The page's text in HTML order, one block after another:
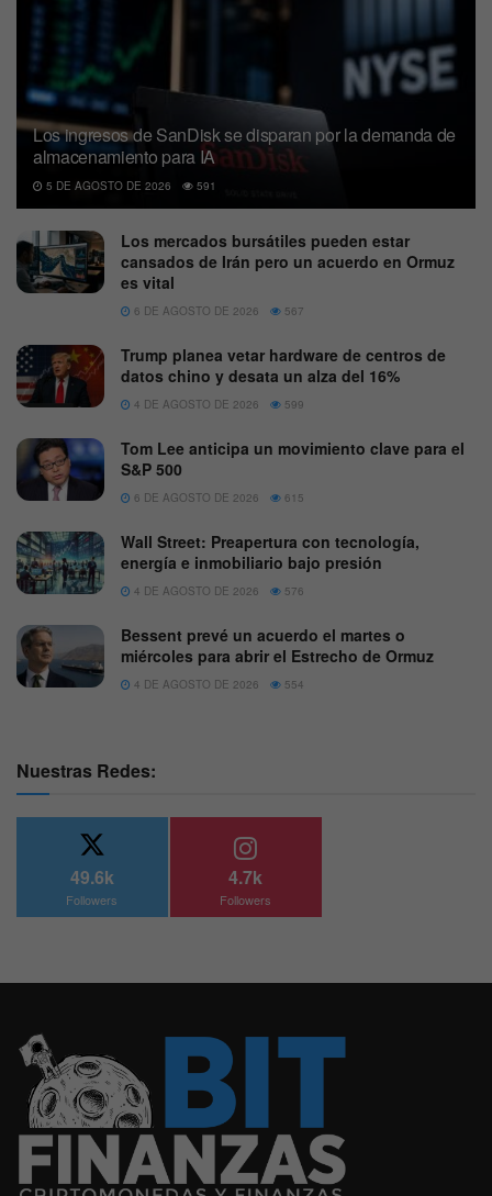
Los ingresos de SanDisk se disparan por la demanda de
almacenamiento para IA
5 DE AGOSTO DE 2026 591
Los mercados bursátiles pueden estar
cansados de Irán pero un acuerdo en Ormuz
es vital
6 DE AGOSTO DE 2026 567
Trump planea vetar hardware de centros de
datos chino y desata un alza del 16%
4 DE AGOSTO DE 2026 599
Tom Lee anticipa un movimiento clave para el
S&P 500
6 DE AGOSTO DE 2026 615
Wall Street: Preapertura con tecnología,
energía e inmobiliario bajo presión
4 DE AGOSTO DE 2026 576
Bessent prevé un acuerdo el martes o
miércoles para abrir el Estrecho de Ormuz
4 DE AGOSTO DE 2026 554
Nuestras Redes:
49.6k
Followers
4.7k
Followers